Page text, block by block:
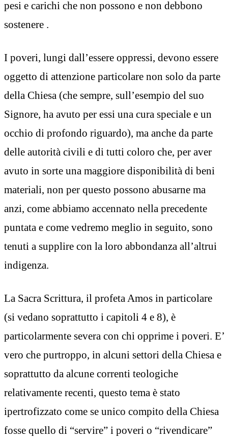
pesi e carichi che non possono e non debbono
sostenere .
I poveri, lungi dall’essere oppressi, devono essere
oggetto di attenzione particolare non solo da parte
della Chiesa (che sempre, sull’esempio del suo
Signore, ha avuto per essi una cura speciale e un
occhio di profondo riguardo), ma anche da parte
delle autorità civili e di tutti coloro che, per aver
avuto in sorte una maggiore disponibilità di beni
materiali, non per questo possono abusarne ma
anzi, come abbiamo accennato nella precedente
puntata e come vedremo meglio in seguito, sono
tenuti a supplire con la loro abbondanza all’altrui
indigenza.
La Sacra Scrittura, il profeta Amos in particolare
(si vedano soprattutto i capitoli 4 e 8), è
particolarmente severa con chi opprime i poveri. E’
vero che purtroppo, in alcuni settori della Chiesa e
soprattutto da alcune correnti teologiche
relativamente recenti, questo tema è stato
ipertrofizzato come se unico compito della Chiesa
fosse quello di “servire” i poveri o “rivendicare”